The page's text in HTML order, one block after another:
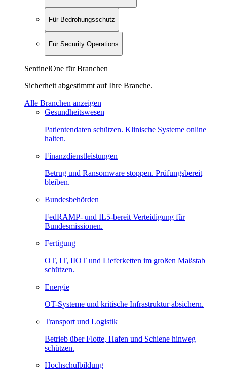
Für Bedrohungsschutz
Für Security Operations
SentinelOne für Branchen
Sicherheit abgestimmt auf Ihre Branche.
Alle Branchen anzeigen
Gesundheitswesen
Patientendaten schützen. Klinische Systeme online
halten.
Finanzdienstleistungen
Betrug und Ransomware stoppen. Prüfungsbereit
bleiben.
Bundesbehörden
FedRAMP- und IL5-bereit Verteidigung für
Bundesmissionen.
Fertigung
OT, IT, IIOT und Lieferketten im großen Maßstab
schützen.
Energie
OT-Systeme und kritische Infrastruktur absichern.
Transport und Logistik
Betrieb über Flotte, Hafen und Schiene hinweg
schützen.
Hochschulbildung